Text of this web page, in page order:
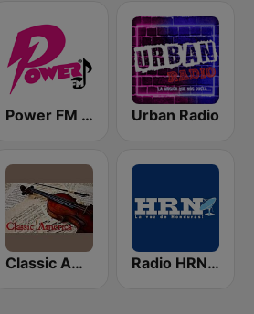
Power FM Honduras Urban Radio
Classic America Radio HRN 92.9 FM